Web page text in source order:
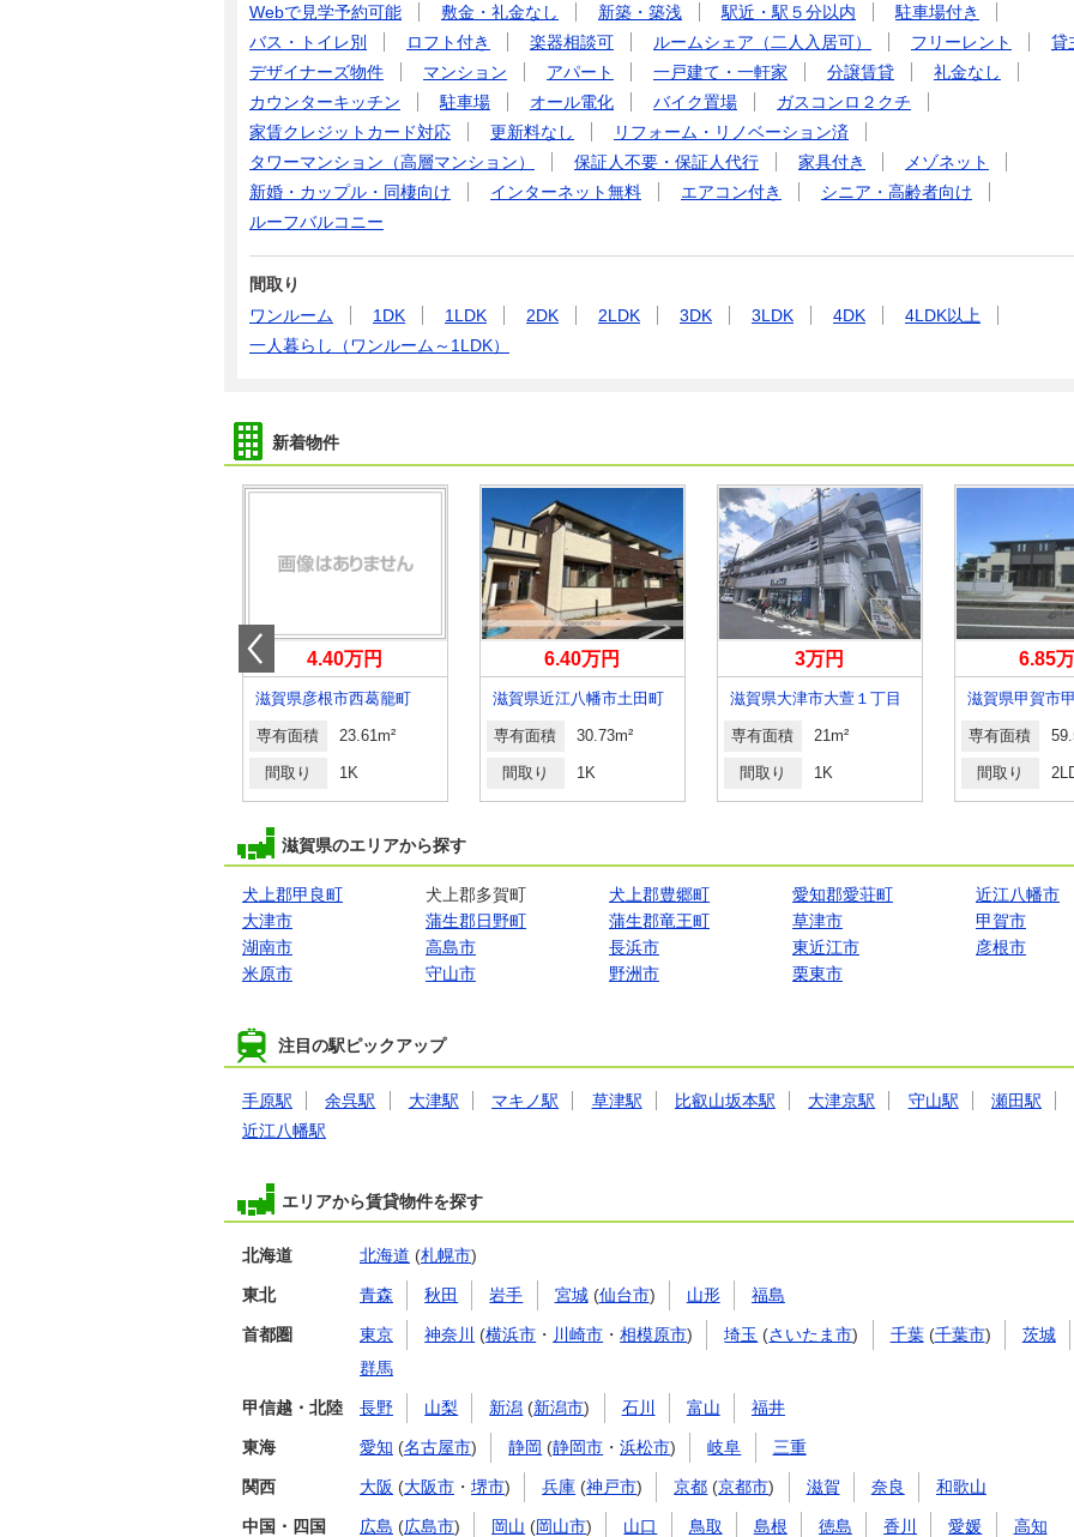
Webで見学予約可能
敷金・礼金なし 新築・築浅 駅近・駅５分以内
駐車場付き
バス・トイレ別
ロフト付き 楽器相談可 ルームシェア（二人入居可） フリーレント
貸
デザイナーズ物件
マンション アパート 一戸建て・一軒家 分譲賃貸
礼金なし
カウンターキッチン
駐車場 オール電化 バイク置場
ガスコンロ２クチ
家賃クレジットカード対応
更新料なし
リフォーム・リノベーション済
タワーマンション（高層マンション）
保証人不要・保証人代行 家具付き
メゾネット
新婚・カップル・同棲向け
インターネット無料 エアコン付き
シニア・高齢者向け
ルーフバルコニー
間取り
ワンルーム
1DK 1LDK 2DK 2LDK 3DK 3LDK 4DK
4LDK以上
一人暮らし（ワンルーム～1LDK）
新着物件
4.40万円
滋賀県彦根市西葛籠町
専有面積 23.61m²
間取り 1K
6.40万円
滋賀県近江八幡市土田町
専有面積 30.73m²
間取り 1K
3万円
滋賀県大津市大萱１丁目
専有面積 21m²
間取り 1K
6.85
専有面積
間取り
滋賀県のエリアから探す
犬上郡甲良町 犬上郡多賀町 犬上郡豊郷町 愛知郡愛荘町
近江八幡市
大津市
蒲生郡日野町 蒲生郡竜王町 草津市
甲賀市
湖南市
高島市 長浜市 東近江市
彦根市
米原市
守山市 野洲市 栗東市
注目の駅ピックアップ
手原駅 余呉駅 大津駅 マキノ駅 草津駅 比叡山坂本駅 大津京駅 守山駅
瀬田駅
近江八幡駅
エリアから賃貸物件を探す
北海道 北海道 (札幌市)
東北 青森 秋田 岩手 宮城(仙台市) 山形 福島
首都圏 東京 神奈川 (横浜市 ・ 川崎市 ・相模原市) 埼玉 (さいたま市) 千葉(千葉市)
茨城
群馬
甲信越・北陸 長野 山梨 新潟 (新潟市) 石川 富山 福井
東海 愛知 (名古屋市) 静岡 (静岡市 ・浜松市) 岐阜 三重
関西 大阪 (大阪市 ・ 堺市) 兵庫 (神戸市) 京都 (京都市) 滋賀 奈良 和歌山
中国・四国 広島 (広島市) 岡山 (岡山市) 山口 鳥取 島根 徳島 香川 愛媛 高知